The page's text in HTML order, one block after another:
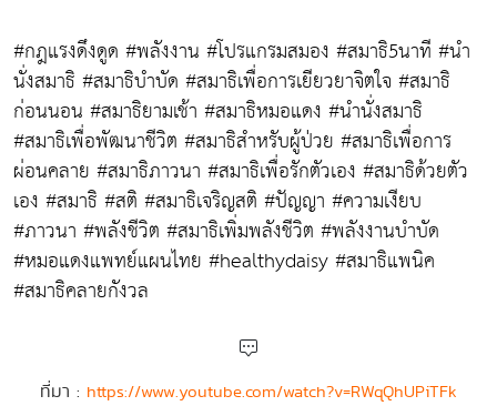
#กฎแรงดึงดูด #พลังงาน #โปรแกรมสมอง #สมาธิ5นาที #นำ
นั่งสมาธิ #สมาธิบำบัด #สมาธิเพื่อการเยียวยาจิตใจ #สมาธิ
ก่อนนอน #สมาธิยามเช้า #สมาธิหมอแดง #นำนั่งสมาธิ
#สมาธิเพื่อพัฒนาชีวิต #สมาธิสำหรับผู้ป่วย #สมาธิเพื่อการ
ผ่อนคลาย #สมาธิภาวนา #สมาธิเพื่อรักตัวเอง #สมาธิด้วยตัว
เอง #สมาธิ #สติ #สมาธิเจริญสติ #ปัญญา #ความเงียบ
#ภาวนา #พลังชีวิต #สมาธิเพิ่มพลังชีวิต #พลังงานบำบัด
#หมอแดงแพทย์แผนไทย #healthydaisy #สมาธิแพนิค
#สมาธิคลายกังวล
ที่มา : https://www.youtube.com/watch?v=RWqQhUPiTFk